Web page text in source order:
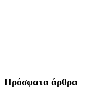
Πρόσφατα άρθρα